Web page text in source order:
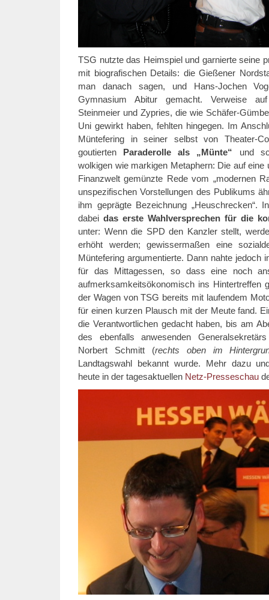
TSG nutzte das Heimspiel und garnierte seine
mit biografischen Details: die Gießener
man danach sagen, und Hans-Jochen
Gymnasium Abitur gemacht. Verweise
Steinmeier und Zypries, die wie Schäfer-
Uni gewirkt haben, fehlten hingegen. Im
Müntefering in seiner selbst von Theater-
goutierten Paraderolle als „Münte“ und
wolkigen wie markigen Metaphern: Die auf eine
Finanzwelt gemünzte Rede vom „modernen
unspezifischen Vorstellungen des Publikums
ihm geprägte Bezeichnung „Heuschrecken“.
dabei das erste Wahlversprechen für die
unter: Wenn die SPD den Kanzler stellt,
erhöht werden; gewissermaßen eine
Müntefering argumentierte. Dann nahte jedoch
für das Mittagessen, so dass eine noch
aufmerksamkeitsökonomisch ins Hintertreffen
der Wagen von TSG bereits mit laufendem
für einen kurzen Plausch mit der Meute fand.
die Verantwortlichen gedacht haben, bis am
des ebenfalls anwesenden
Norbert Schmitt (rechts oben im
Landtagswahl bekannt wurde. Mehr dazu
heute in der tagesaktuellen Netz-Presseschau